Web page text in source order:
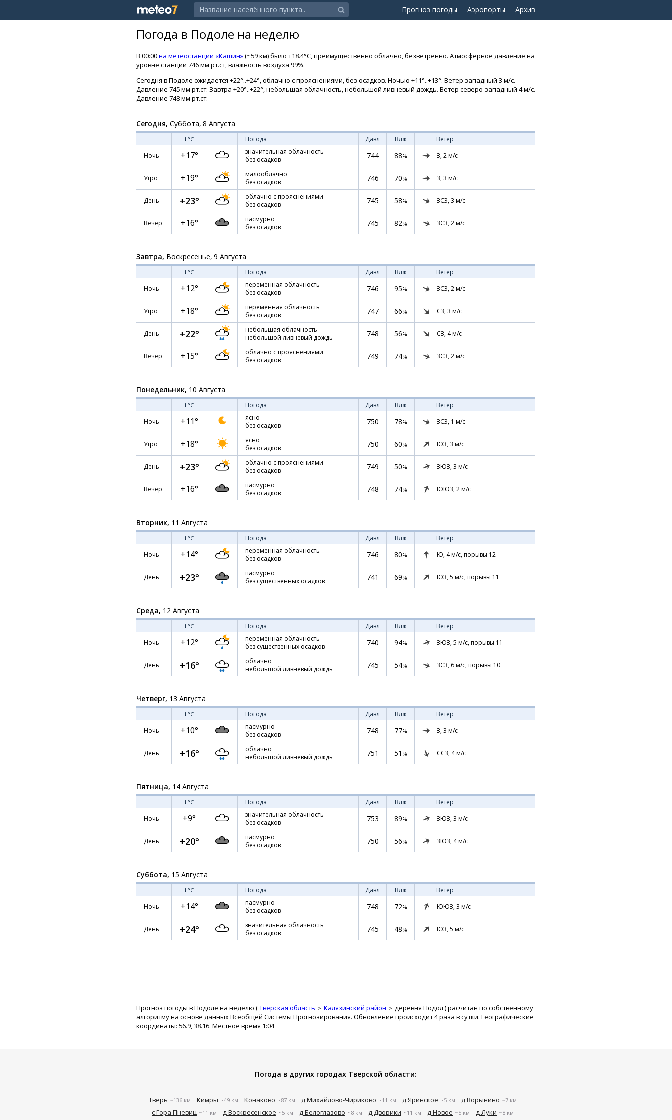
Прогноз погоды Аэропорты Архив
Погода в Подоле на неделю
В 00:00на метеостанции «Кашин»(~59 км) было +18.4°C, преимущественно облачно, безветренно. Атмосферное давление на
уровне станции 746 мм рт.ст, влажность воздуха 99%.
Сегодня в Подоле ожидается +22°..+24°, облачно с прояснениями, без осадков. Ночью +11°..+13°. Ветер западный 3 м/с.
Давление 745 мм рт.ст. Завтра +20°..+22°, небольшая облачность, небольшой ливневый дождь. Ветер северо-западный 4 м/с.
Давление 748 мм рт.ст.
Сегодня, Суббота, 8 Августа
t°C Погода Давл Влж
Ветер
Ночь
+17°
значительная облачность
без осадков
744 88% З, 2м/с
Утро +19°
малооблачно
без осадков
746 70% З, 3 м/с
День +23°
облачно с прояснениями
без осадков
745 58% ЗСЗ, 3 м/с
Вечер +16°
пасмурно
без осадков
745 82% ЗСЗ, 2м/с
Завтра, Воскресенье, 9 Августа
t°C Погода Давл Влж
Ветер
Ночь
+12°
переменная облачность
без осадков
746 95% ЗСЗ, 2м/с
Утро +18°
переменная облачность
без осадков
747 66% СЗ, 3 м/с
День +22°
небольшая облачность
небольшой ливневый дождь
748 56% СЗ, 4м/с
Вечер +15°
облачно с прояснениями
без осадков
749 74% ЗСЗ, 2м/с
Понедельник, 10 Августа
t°C Погода Давл Влж
Ветер
Ночь
+11°
ясно
без осадков
750 78% ЗСЗ, 1 м/с
Утро +18°
ясно
без осадков
750 60% ЮЗ, 3 м/с
День +23°
облачно с прояснениями
без осадков
749 50% ЗЮЗ, 3 м/с
Вечер +16°
пасмурно
без осадков
748 74% ЮЮЗ, 2м/с
Вторник, 11 Августа
t°C Погода Давл Влж
Ветер
Ночь
+14°
переменная облачность
без осадков
746 80% Ю, 4м/с, порывы 12
День +23°
пасмурно
без существенных осадков
741 69% ЮЗ, 5 м/с, порывы 11
Среда, 12 Августа
t°C Погода Давл Влж
Ветер
Ночь
+12°
переменная облачность
без существенных осадков
740 94% ЗЮЗ, 5 м/с, порывы 11
День +16°
облачно
небольшой ливневый дождь
745 54% ЗСЗ, 6м/с, порывы 10
Четверг, 13 Августа
t°C Погода Давл Влж
Ветер
Ночь
+10°
пасмурно
без осадков
748 77% З, 3 м/с
День +16°
облачно
небольшой ливневый дождь
751 51 % ССЗ, 4м/с
Пятница, 14 Августа
t°C Погода Давл Влж
Ветер
Ночь
+9°
значительная облачность
без осадков
753 89% ЗЮЗ, 3 м/с
День +20°
пасмурно
без осадков
750 56% ЗЮЗ, 4м/с
Суббота, 15 Августа
t°C Погода Давл Влж
Ветер
Ночь
+14°
пасмурно
без осадков
748 72% ЮЮЗ, 3 м/с
День +24°
значительная облачность
без осадков
745 48% ЮЗ, 5 м/с
Прогноз погоды в Подоле на неделю (Тверская область Калязинский район деревня Подол ) расчитан по собственному
алгоритму на основе данных Всеобщей Системы Прогнозирования. Обновление происходит 4 раза в сутки. Географические
координаты: 56.9, 38.16. Местное время 1:04
Погода в других городах Тверской области:
Тверь ~136 км Кимры ~49 км Конаково ~87 км д Михайлово-Чириково ~11 км д Яринское ~5 км д Ворынино ~7 км
с Гора Пневиц ~11 км д Воскресенское ~5 км д Белоглазово ~8 км д Дворики ~11 км д Новое ~5 км д Луки ~8 км